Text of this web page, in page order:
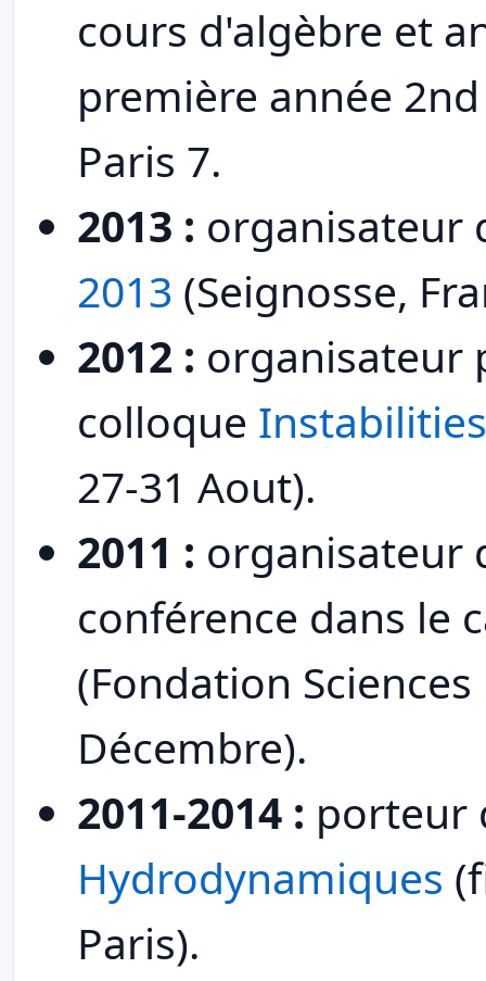
cours d'algèbre et
première année
Paris 7.
2013 : organisateur
2013 (Seignosse,
2012 : organisateur
colloque
27-31 Aout).
2011 : organisateur
conférence dans le
(Fondation
Décembre).
2011-2014 : porteur
Hydrodynamiques
Paris).